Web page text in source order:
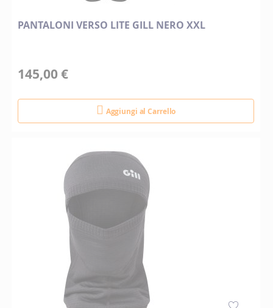
PANTALONI VERSO LITE GILL NERO XXL
145,00 €
Aggiungi al Carrello